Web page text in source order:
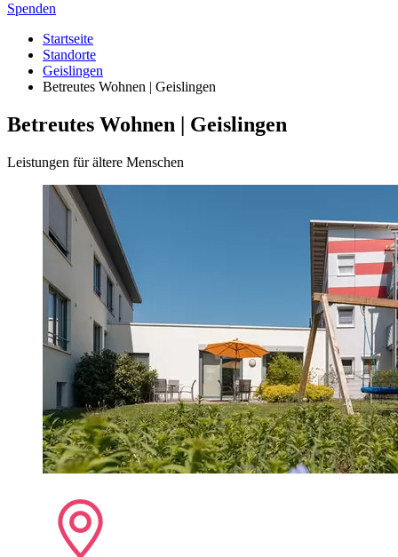
Spenden
Startseite
Standorte
Geislingen
Betreutes Wohnen | Geislingen
Betreutes Wohnen | Geislingen
Leistungen für ältere Menschen